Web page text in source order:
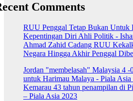
Comments
RUU Penggal Tetap Bukan Untuk
Kepentingan Diri Ahli Politik -
Ahmad Zahid Cadang RUU
Negara Hingga Akhir Penggal
Jordan "membelasah" Malaysia 4 -
untuk Harimau Malaya - Piala
Kemarau 43 tahun penampilan di
– Piala Asia 2023